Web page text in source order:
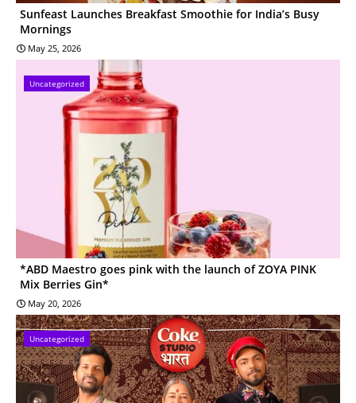
Sunfeast Launches Breakfast Smoothie for India’s Busy
Mornings
May 25, 2026
Uncategorized
*ABD Maestro goes pink with the launch of ZOYA PINK
Mix Berries Gin*
May 20, 2026
Uncategorized